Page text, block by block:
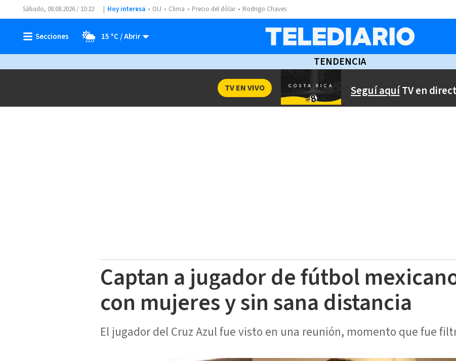
Sábado, 08.08.2026 / 10:22 Hoy interesa OIJ Clima Precio del dólar Rodrigo Chaves
15 ºC
TENDENCIA
Seguí aquíTV en
TV EN VIVO
Captan a jugador de fútbol
con mujeres y sin sana distancia
El jugador del Cruz Azul fue visto en una reunión, momento que fue